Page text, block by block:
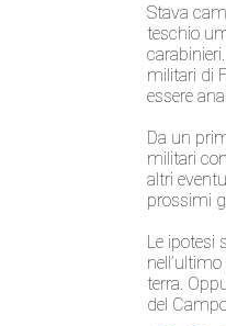
Stava
teschio
militari di
essere
Da un
militari
altri
prossimi
Le ipotesi
terra.
del